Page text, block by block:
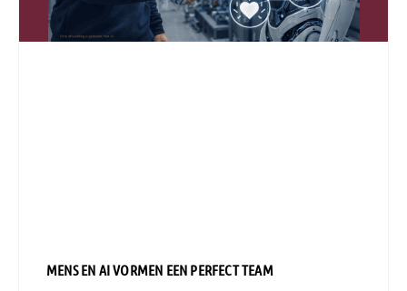
MENS EN AI VORMEN EEN PERFECT TEAM